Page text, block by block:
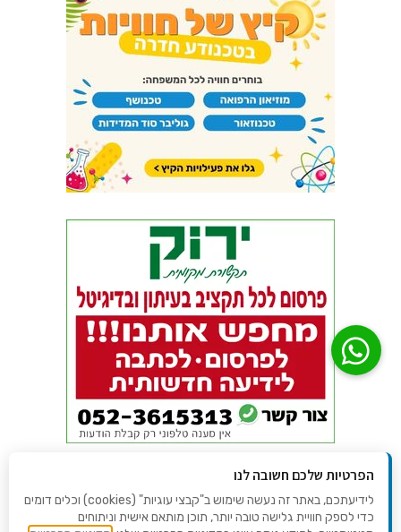
הפרטיות שלכם חשובה לנו
לידיעתכם, באתר זה נעשה שימוש ב"קבצי עוגיות" (cookies) וכלים דומים
כדי לספק חוויית גלישה טובה יותר, תוכן מותאם אישית וניתוחים